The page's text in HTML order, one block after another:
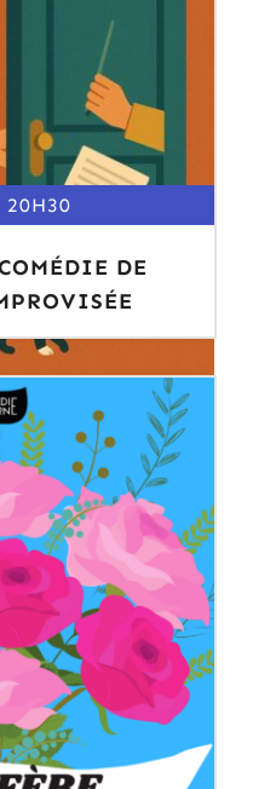
20H30
DE